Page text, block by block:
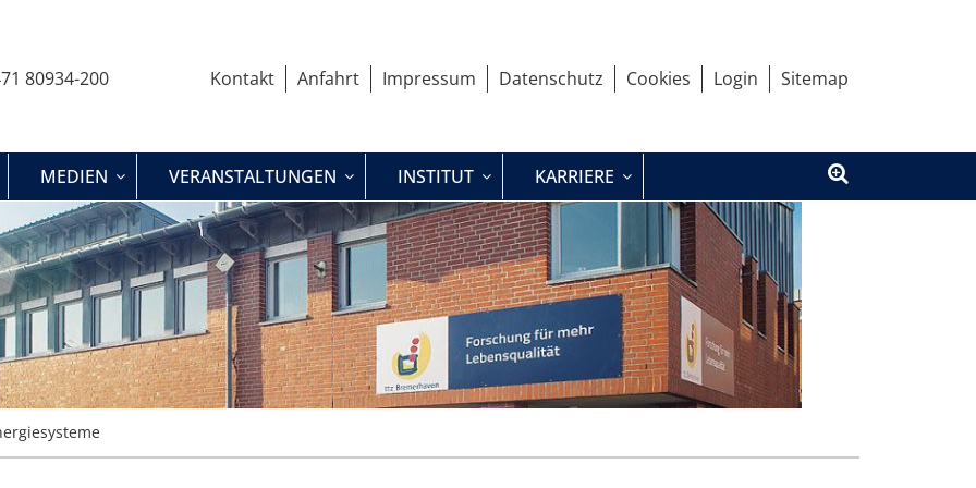
80934-200
Kontakt Anfahrt Impressum Datenschutz Cookies Login Sitemap
MEDIEN VERANSTALTUNGEN INSTITUT KARRIERE